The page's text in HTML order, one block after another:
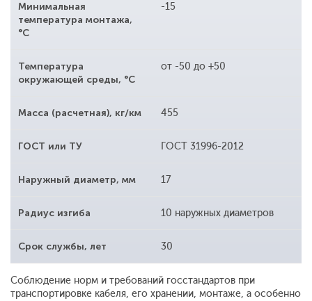
Минимальная
температура монтажа,
°С
-15
Температура
окружающей среды, °С
от -50 до +50
Масса (расчетная), кг/км 455
ГОСТ или ТУ ГОСТ 31996-2012
Наружный диаметр, мм 17
Радиус изгиба 10 наружных диаметров
Срок службы, лет 30
Соблюдение норм и требований госстандартов при
транспортировке кабеля, его хранении, монтаже, а особенно